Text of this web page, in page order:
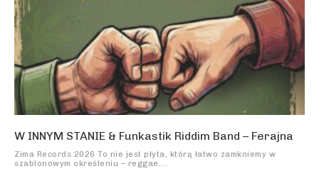
W INNYM STANIE & Funkastik Riddim Band – Ferajna
Zima Records 2026 To nie jest płyta, którą łatwo zamkniemy w
szablonowym określeniu – reggae....